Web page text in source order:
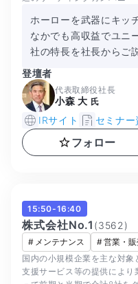
ホーローを武器にキッ
なかでも高収益でユニ
社の特長を社長からご
登壇者
代表取締役社長
小森 大 氏
IRサイト セミナー
フォロー
15:50-16:40
株式会社No.1 (3562 )
# メンテナンス #営業・
国内の小規模企業を主な対
支援サービス等の提供により